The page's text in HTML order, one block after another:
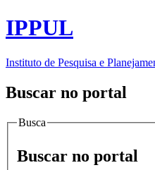
IPPUL
Instituto de Pesquisa e
Buscar no portal
Busca
Buscar no portal